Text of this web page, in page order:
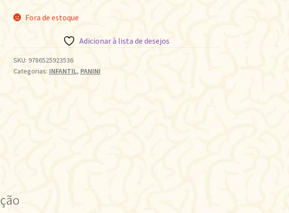
Fora de estoque
Adicionar à lista de desejos
SKU: 9786525923536
Categorias: INFANTIL, PANINI